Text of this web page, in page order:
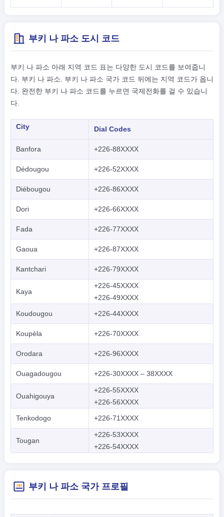
부키 나 파소 도시 코드
부키 나 파소 아래 지역 코드 표는 다양한 도시 코드를 보여줍니
다. 부키 나 파소. 부키 나 파소 국가 코드 뒤에는 지역 코드가 옵니
다. 완전한 부키 나 파소 코드를 누르면 국제전화를 걸 수 있습니
다.
City Dial Codes
Banfora +226-88XXXX
Dédougou +226-52XXXX
Diébougou +226-86XXXX
Dori +226-66XXXX
Fada +226-77XXXX
Gaoua +226-87XXXX
Kantchari +226-79XXXX
Kaya
+226-45XXXX
+226-49XXXX
Koudougou
+226-44XXXX
Koupéla +226-70XXXX
Orodara +226-96XXXX
Ouagadougou +226-30XXXX – 38XXXX
Ouahigouya
+226-55XXXX
+226-56XXXX
Tenkodogo
+226-71XXXX
Tougan
+226-53XXXX
+226-54XXXX
부키 나 파소 국가 프로필